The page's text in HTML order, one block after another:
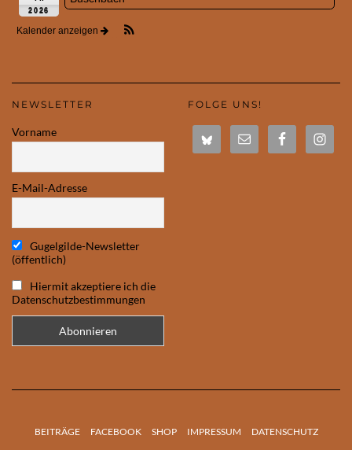
2026
Kalender anzeigen
NEWSLETTER
Vorname
E-Mail-Adresse
Gugelgilde-Newsletter
(öffentlich)
Hiermit akzeptiere ich die
Datenschutzbestimmungen
FOLGE UNS!
BEITRÄGE FACEBOOK SHOP IMPRESSUM DATENSCHUTZ